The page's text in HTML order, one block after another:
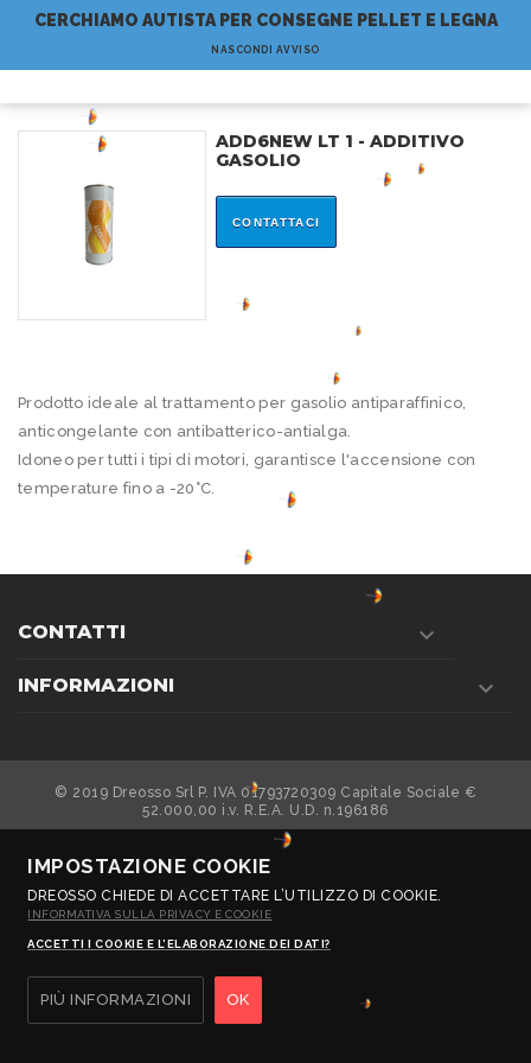
ADD6NEW LT 1 - ADDITIVO
GASOLIO
CONTATTACI
Prodotto ideale al trattamento per gasolio antiparaffinico,
anticongelante con antibatterico-antialga.
Idoneo per tutti i tipi di motori, garantisce l'accensione con
temperature fino a -20°C.
CONTATTI 
INFORMAZIONI 
© 2019 Dreosso Srl P. IVA 01793720309 Capitale Sociale €
52.000,00 i.v. R.E.A. U.D. n.196186
© sito e-commerce by
IMPOSTAZIONE COOKIE
DREOSSO CHIEDE DI ACCETTARE L’UTILIZZO DI COOKIE.
INFORMATIVA SULLA PRIVACY E COOKIE
ACCETTI I COOKIE E L’ELABORAZIONE DEI DATI?
PIÙ INFORMAZIONI OK
CERCHIAMO AUTISTA PER CONSEGNE PELLET E LEGNA
NASCONDI AVVISO